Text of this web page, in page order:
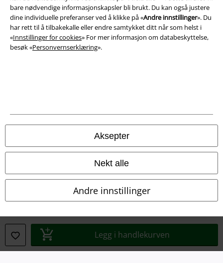
bare nødvendige informasjonskapsler bli brukt. Du kan også justere
dine individuelle preferanser ved å klikke på «Andre innstillinger». Du
har rett til å tilbakekalle eller endre samtykket ditt når som helst i
«Innstillinger for cookies» For mer informasjon om databeskyttelse,
besøk «Personvernserklæring».
Aksepter
Nekt alle
Andre innstillinger
Legg i handlekurven
Juridisk informasjon/Vilkår
Vilkår
Konfidensialitetserklæring
Avfallshåndtering og miljøbeskyttelse
Samsvarserklæring